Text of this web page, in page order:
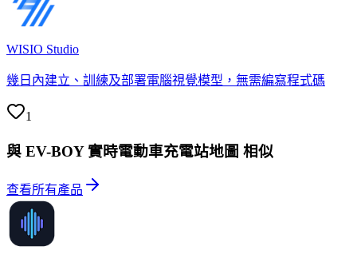
WISIO Studio
幾日內建立、訓練及部署電腦視覺模型，無需編寫程式碼
1
與 EV-BOY 實時電動車充電站地圖 相似
查看所有產品